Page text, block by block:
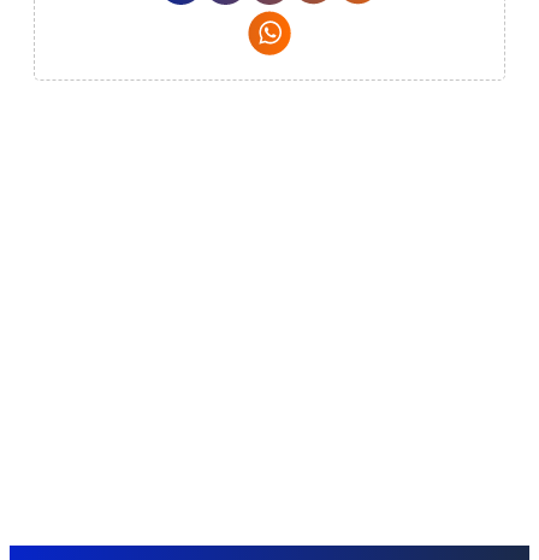
Whatsapp Social Media